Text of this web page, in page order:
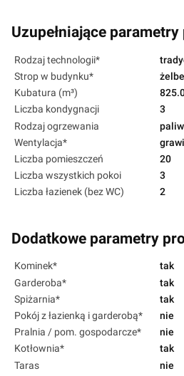
Uzupełniające
Rodzaj technologii*
Strop w budynku*
Kubatura (m³)
Liczba kondygnacji
3
Rodzaj ogrzewania
Wentylacja*
Liczba pomieszczeń
20
Liczba wszystkich pokoi
3
Liczba łazienek (bez WC)
2
Dodatkowe parametry
Kominek*
tak
Garderoba*
tak
Spiżarnia*
tak
Pokój z łazienką i garderobą*
nie
Pralnia / pom. gospodarcze*
nie
Kotłownia*
tak
Taras
nie